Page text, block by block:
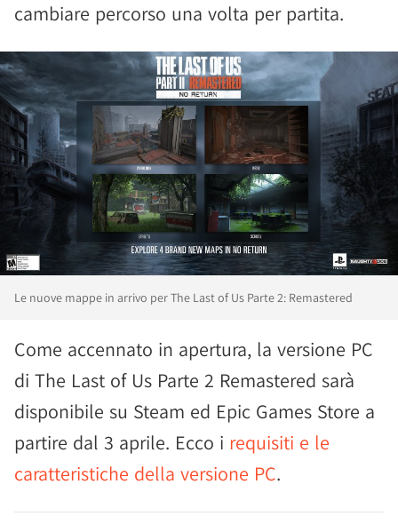
cambiare percorso una volta per partita.
Le nuove mappe in arrivo per The Last of Us Parte 2: Remastered
Come accennato in apertura, la versione PC
di The Last of Us Parte 2 Remastered sarà
disponibile su Steam ed Epic Games Store a
partire dal 3 aprile. Ecco i requisiti e le
caratteristiche della versione PC.